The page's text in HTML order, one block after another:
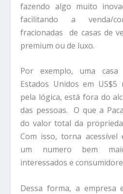
fazendo algo muito
facilitando a venda/
fracionadas de casas de
premium ou de luxo.
Por exemplo, uma
Estados Unidos em US$5
pela lógica, está fora do
das pessoas. O que a
do valor total da
Com isso, torna acessível
um numero bem
interessados e
Dessa forma, a empresa